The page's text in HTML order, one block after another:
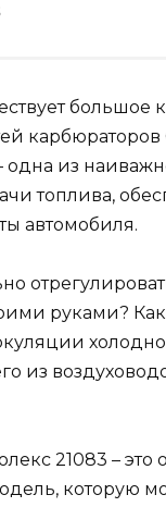
большое
карбюраторов
из
топлива,
автомобиля.
21083 – это
которую